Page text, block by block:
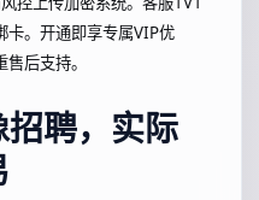
卡。开通即享专属VIP优
后支持。
聘，实际